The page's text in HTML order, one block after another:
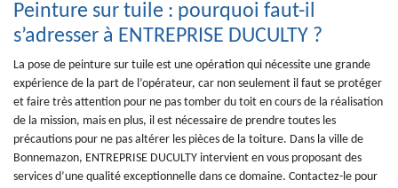
Peinture sur tuile : pourquoi faut-il
s’adresser à ENTREPRISE DUCULTY ?
La pose de peinture sur tuile est une opération qui nécessite une grande
expérience de la part de l’opérateur, car non seulement il faut se protéger
et faire très attention pour ne pas tomber du toit en cours de la réalisation
de la mission, mais en plus, il est nécessaire de prendre toutes les
précautions pour ne pas altérer les pièces de la toiture. Dans la ville de
Bonnemazon, ENTREPRISE DUCULTY intervient en vous proposant des
services d’une qualité exceptionnelle dans ce domaine. Contactez-le pour